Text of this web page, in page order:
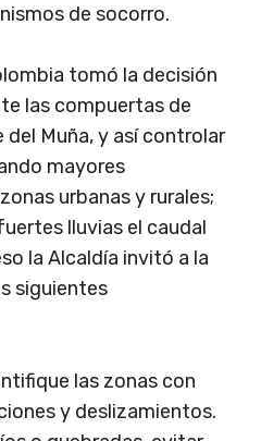
de socorro.
tomó la decisión
las compuertas de
del Muña, y así controlar
mayores
urbanas y rurales;
lluvias el caudal
la Alcaldía invitó a la
siguientes
las zonas con
y deslizamientos.